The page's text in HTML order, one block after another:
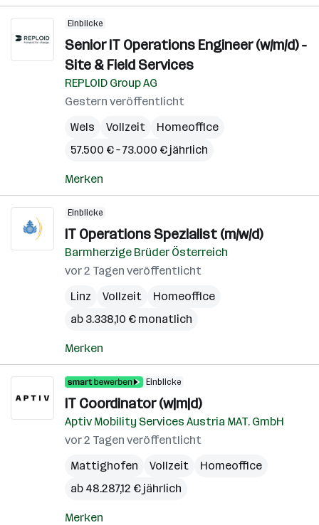
Einblicke
Senior IT Operations Engineer (w/m/d) -
Site & Field Services
REPLOID Group AG
Gestern veröffentlicht
Wels
Vollzeit
Homeoffice
57.500 € – 73.000 € jährlich
Merken
Einblicke
IT Operations Spezialist (m/w/d)
Barmherzige Brüder Österreich
vor 2 Tagen veröffentlicht
Linz
Vollzeit
Homeoffice
ab 3.338,10 € monatlich
Merken
Einblicke
IT Coordinator (w|m|d)
Aptiv Mobility Services Austria MAT. GmbH
vor 2 Tagen veröffentlicht
Mattighofen
Vollzeit
Homeoffice
ab 48.287,12 € jährlich
Merken